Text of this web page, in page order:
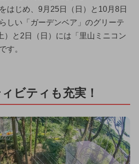
はじめ、9月25日（日）と10月8日
しい「ガーデンベア」のグリーテ
）と2日（日）には「里山ミニコン
す。
ビティも充実！